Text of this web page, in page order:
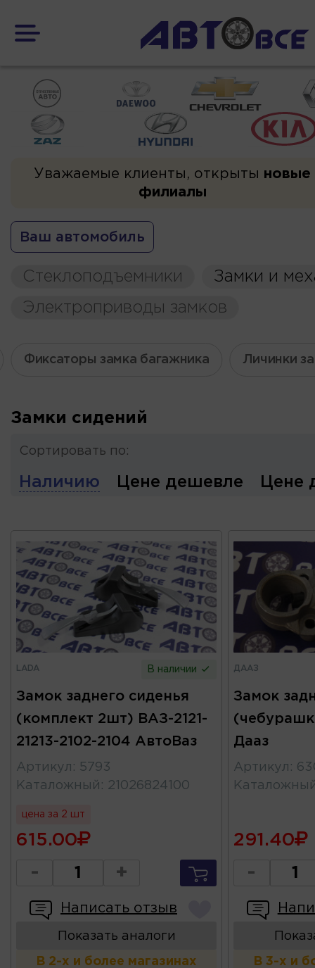
Уважаемые клиенты, открыты новые
филиалы
Ваш автомобиль
Стеклоподъемники
Замки и
Электроприводы замков
Фиксаторы замка багажника Личинки
Замки сидений
Сортировать по:
Наличию Цене дешевле Цене
LADA В наличии
Замок заднего сиденья
(комплект 2шт) ВАЗ-2121-
21213-2102-2104 АвтоВаз
Артикул : 5793
Каталожный : 21026824100
цена за 2 шт
615.00
- +
Написать отзыв
Показать аналоги
В 2-х и более магазинах
ДААЗ
Замок
Дааз
Артикул :
291.40
-
В 3-х и